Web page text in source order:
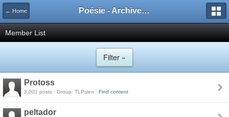
← Home Poésie - Archives de Toute La Poésie - 2005 - 2006
Member List
Filter »
Protoss
3,001 posts · Group: TLPsien · Find content
peltador